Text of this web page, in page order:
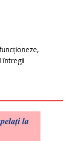
întregii